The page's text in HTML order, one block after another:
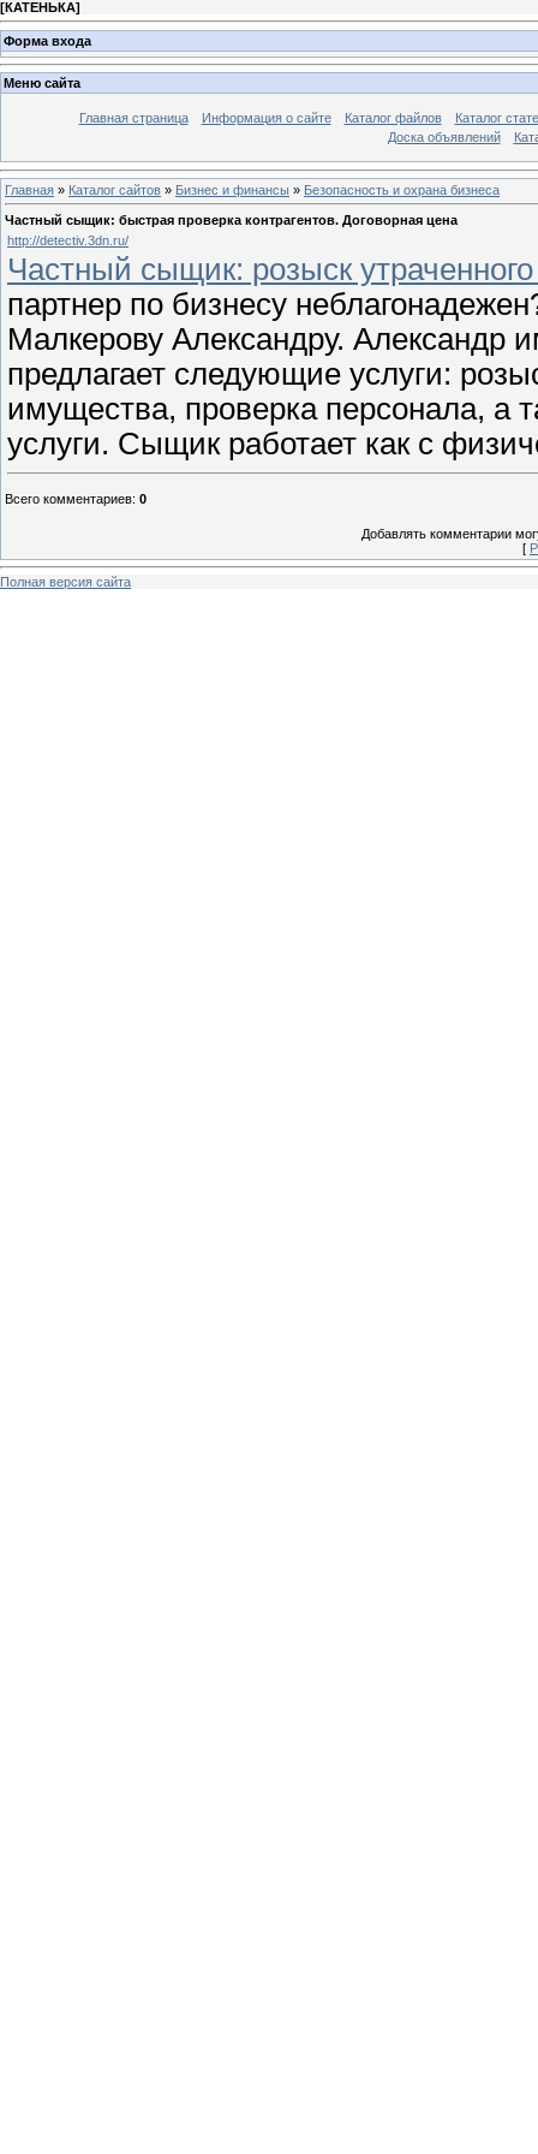
[КАТЕНЬКА]
Форма входа
Меню сайта
Главная страница Информация о сайте Каталог файлов
Каталог
Доска объявлений
Главная » Каталог сайтов » Бизнес и финансы » Безопасность и охрана бизнеса
Частный сыщик: быстрая проверка контрагентов. Договорная цена
http://detectiv.3dn.ru/
Частный сыщик: розыск
партнер по бизнесу
Малкерову Александру. Александр
предлагает следующие услуги:
имущества, проверка персонала, а
услуги. Сыщик работает как с
Всего комментариев: 0
Добавлять комментарии
[
Полная версия сайта